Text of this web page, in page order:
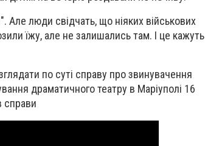
Але люди свідчать, що ніяких військових
їжу, але не залишались там. І це кажуть
по суті справу про звинувачення
драматичного театру в Маріуполі 16
справи